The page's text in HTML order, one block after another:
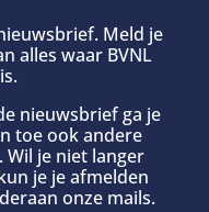
Meld je
alles waar BVNL
nieuwsbrief ga je
toe ook andere
Wil je niet langer
je je afmelden
onze mails.